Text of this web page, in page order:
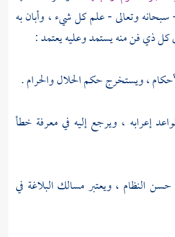
سبحانه وتعالى - علم كل شيء ، وأبان به
ذي فن منه يستمد وعليه يعتمد :
، ويستخرج حكم الحلال والحرام .
إعرابه ، ويرجع إليه في معرفة خطأ
حسن النظام ، ويعتبر مسالك البلاغة في